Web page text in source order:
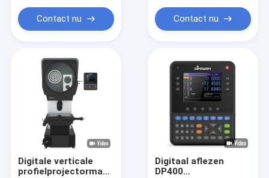
Producten
Video's
Over ons
Contact nu Contact nu
Digitale verticale
profielprojectormachine
Digitaal aflezen
DP400